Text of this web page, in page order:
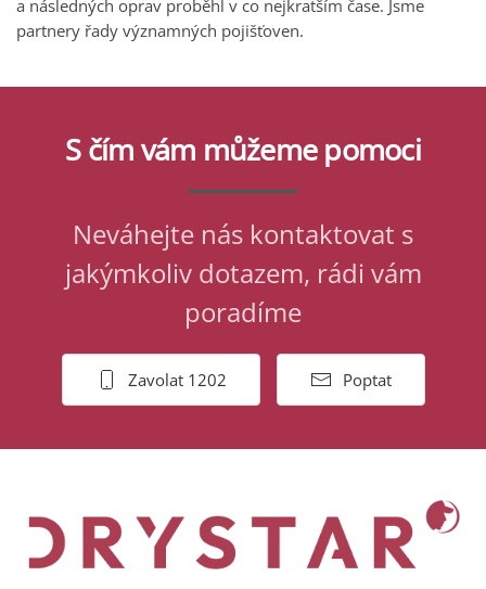
a následných oprav proběhl v co nejkratším čase. Jsme
partnery řady významných pojišťoven.
S čím vám můžeme pomoci
Neváhejte nás kontaktovat s
jakýmkoliv dotazem, rádi vám
poradíme
Zavolat 1202 Poptat